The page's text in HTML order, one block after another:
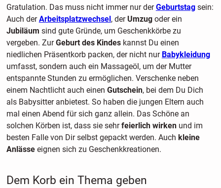
Gratulation. Das muss nicht immer nur derGeburtstag sein:
Auch derArbeitsplatzwechsel , der Umzug oder ein
Jubiläum sind gute Gründe, um Geschenkkörbe zu
vergeben. ZurGeburt des Kindeskannst Du einen
niedlichen Präsentkorb packen, der nicht nur Babykleidung
umfasst, sondern auch ein Massageöl, um der Mutter
entspannte Stunden zu ermöglichen. Verschenke neben
einem Nachtlicht auch einen Gutschein, bei dem Du Dich
als Babysitter anbietest. So haben die jungen Eltern auch
mal einen Abend für sich ganz allein. Das Schöne an
solchen Körben ist, dass sie sehrfeierlich wirkenund im
besten Falle von Dir selbst gepackt werden. Auch kleine
Anlässeeignen sich zu Geschenkkreationen.
Dem Korb ein Thema geben